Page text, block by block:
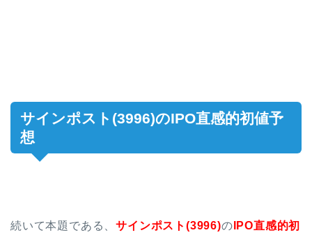
サインポスト(3996)のIPO直感的初値予
想
続いて本題である、サインポスト(3996)の IPO直感的初